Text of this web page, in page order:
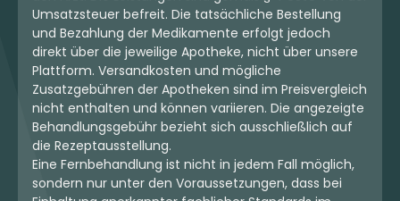
Umsatzsteuer befreit. Die tatsächliche Bestellung
und Bezahlung der Medikamente erfolgt jedoch
direkt über die jeweilige Apotheke, nicht über unsere
Plattform. Versandkosten und mögliche
Zusatzgebühren der Apotheken sind im Preisvergleich
nicht enthalten und können variieren. Die angezeigte
Behandlungsgebühr bezieht sich ausschließlich auf
die Rezeptausstellung.
Eine Fernbehandlung ist nicht in jedem Fall möglich,
sondern nur unter den Voraussetzungen, dass bei